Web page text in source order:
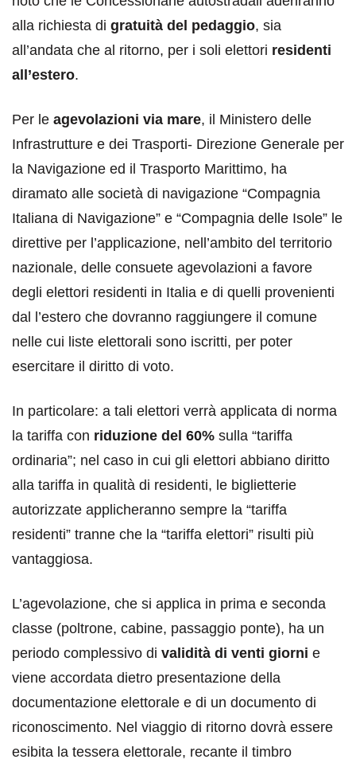
alla richiesta di gratuità del pedaggio, sia
all’andata che al ritorno, per i soli elettori residenti
all’estero.
Per le agevolazioni via mare, il Ministero delle
Infrastrutture e dei Trasporti- Direzione Generale per
la Navigazione ed il Trasporto Marittimo, ha
diramato alle società di navigazione “Compagnia
Italiana di Navigazione” e “Compagnia delle Isole” le
direttive per l’applicazione, nell’ambito del territorio
nazionale, delle consuete agevolazioni a favore
degli elettori residenti in Italia e di quelli provenienti
dal l’estero che dovranno raggiungere il comune
nelle cui liste elettorali sono iscritti, per poter
esercitare il diritto di voto.
In particolare: a tali elettori verrà applicata di norma
la tariffa con riduzione del 60% sulla “tariffa
ordinaria”; nel caso in cui gli elettori abbiano diritto
alla tariffa in qualità di residenti, le biglietterie
autorizzate applicheranno sempre la “tariffa
residenti” tranne che la “tariffa elettori” risulti più
vantaggiosa.
L’agevolazione, che si applica in prima e seconda
classe (poltrone, cabine, passaggio ponte), ha un
periodo complessivo di validità di venti giorni e
viene accordata dietro presentazione della
documentazione elettorale e di un documento di
riconoscimento. Nel viaggio di ritorno dovrà essere
esibita la tessera elettorale, recante il timbro